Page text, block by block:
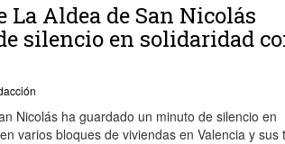
abordan las necesidades del campo
apuesta por una renovación de
alcalde del Ayuntamiento de La Aldea de
Aldea de San Nicolás
silencio en solidaridad
2024
Nicolás ha guardado un minuto de silencio en
varios bloques de viviendas en Valencia y sus